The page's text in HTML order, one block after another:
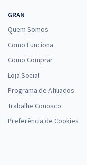
GRAN
Quem Somos
Como Funciona
Como Comprar
Loja Social
Programa de Afiliados
Trabalhe Conosco
Preferência de Cookies